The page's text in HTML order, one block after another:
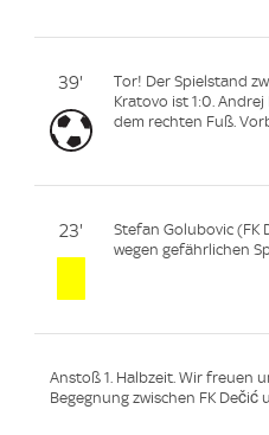
39'
Tor! Der Spielstand
Kratovo ist 1:0.
dem rechten Fuß.
23'
Stefan Golubovic (FK
wegen gefährlichen
Anstoß 1. Halbzeit. Wir freuen
Begegnung zwischen FK Dečić